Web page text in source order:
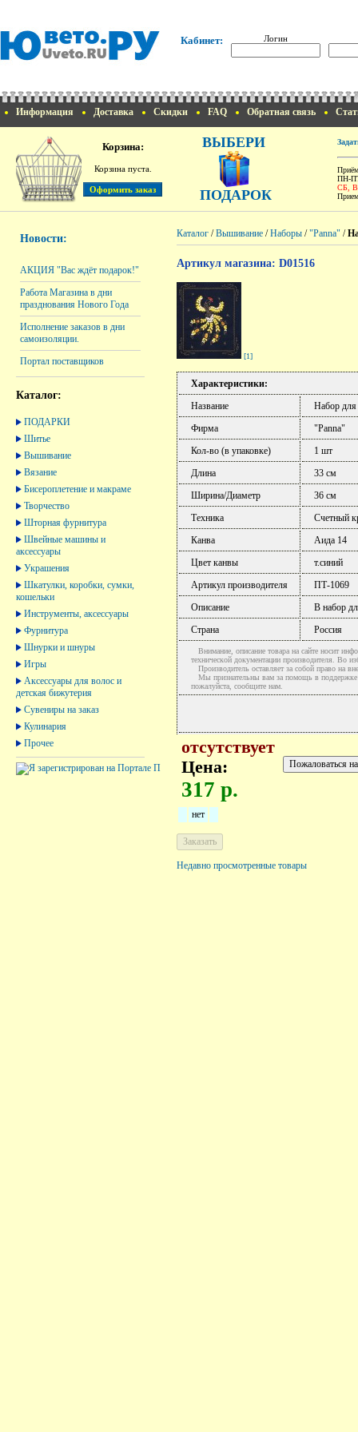
Кабинет: Логин
Информация Доставка Скидки FAQ Обратная связь
Корзина:
Корзина пуста.
ВЫБЕРИ
ПОДАРОК
ПН-
СБ,
Новости:
АКЦИЯ "Вас ждёт подарок!"
Работа Магазина в дни
празднования Нового Года
Исполнение заказов в дни
самоизоляции.
Портал поставщиков
Каталог:
ПОДАРКИ
Шитье
Вышивание
Вязание
Бисероплетение и макраме
Творчество
Шторная фурнитура
Швейные машины и
аксессуары
Украшения
Шкатулки, коробки, сумки,
кошельки
Инструменты, аксессуары
Фурнитура
Шнурки и шнуры
Игры
Аксессуары для волос и
детская бижутерия
Сувениры на заказ
Кулинария
Прочее
Каталог /Вышивание /Наборы /"Panna" /
Артикул магазина: D01516
[1]
Характеристики:
Название
Набор
Фирма
"Panna"
Кол-во (в упаковке)
1 шт
Длина
33 см
Ширина/Диаметр
36 см
Техника
Счетный
Канва
Аида 14
Цвет канвы
т.синий
Артикул производителя
ПТ-1069
Описание
В набор
Страна
Россия
Внимание, описание товара на сайте носит
технической документации производителя. Во
Производитель оставляет за собой право на
Мы признательны вам за помощь в поддержке
пожалуйста, сообщите нам.
отсутствует
Цена:
317 р.
нет
Недавно просмотренные товары